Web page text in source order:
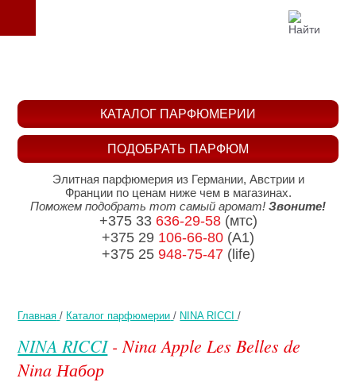
Главная / Каталог парфюмерии / NINA RICCI /
NINA RICCI- Nina Apple Les Belles de
Nina Набор
ПОДОБРАТЬ ПАРФЮМ
КАТАЛОГ ПАРФЮМЕРИИ
Элитная парфюмерия из Германии, Австрии и
Франции по ценам ниже чем в магазинах.
Поможем подобрать тот самый аромат! Звоните!
+375 33 636-29-58(мтс)
+375 29 106-66-80 (A1)
+375 25 948-75-47(life)